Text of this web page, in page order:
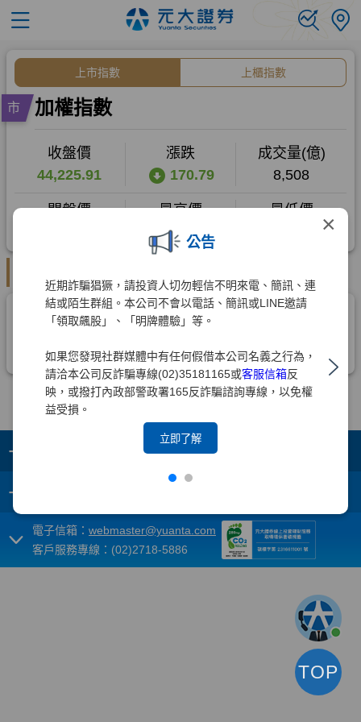
×
公告
近期詐騙猖獗，請投資人切勿輕信不明來電、簡訊、連
結或陌生群組。本公司不會以電話、簡訊或LINE邀請
「領取飆股」、「明牌體驗」等。
如果您發現社群媒體中有任何假借本公司名義之行為，
請洽本公司反詐騙專線(02)35181165或客服信箱反
映，或撥打內政部警政署165反詐騙諮詢專線，以免權
益受損。
立即了解
+
+
電子信箱： webmaster@yuanta.com
客戶服務專線：(02)2718-5886
TOP